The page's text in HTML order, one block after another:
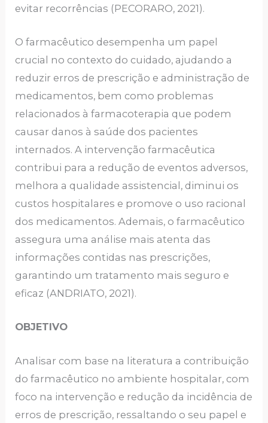
evitar recorrências (PECORARO, 2021).
O farmacêutico desempenha um papel
crucial no contexto do cuidado, ajudando a
reduzir erros de prescrição e administração de
medicamentos, bem como problemas
relacionados à farmacoterapia que podem
causar danos à saúde dos pacientes
internados. A intervenção farmacêutica
contribui para a redução de eventos adversos,
melhora a qualidade assistencial, diminui os
custos hospitalares e promove o uso racional
dos medicamentos. Ademais, o farmacêutico
assegura uma análise mais atenta das
informações contidas nas prescrições,
garantindo um tratamento mais seguro e
eficaz (ANDRIATO, 2021).
OBJETIVO
Analisar com base na literatura a contribuição
do farmacêutico no ambiente hospitalar, com
foco na intervenção e redução da incidência de
erros de prescrição, ressaltando o seu papel e